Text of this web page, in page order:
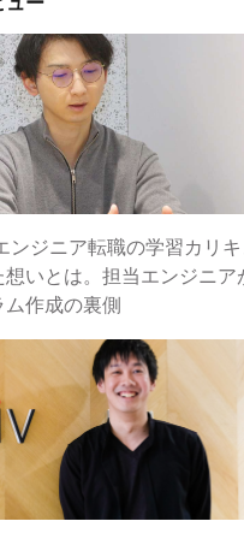
ンジニア転職の学習カリキ
いとは。担当エンジニア
作成の裏側